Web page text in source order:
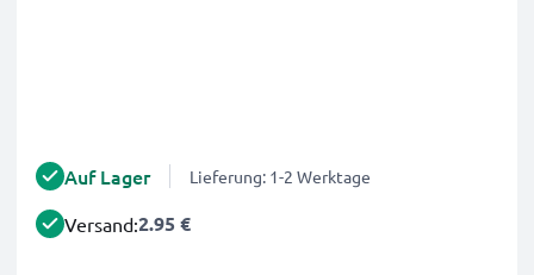
Auf Lager Lieferung: 1-2 Werktage
Versand:2.95 €